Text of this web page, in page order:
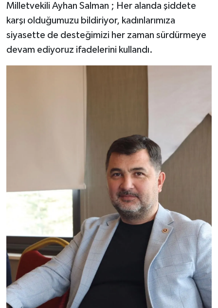
Milletvekili Ayhan Salman ; Her alanda şiddete
karşı olduğumuzu bildiriyor, kadınlarımıza
siyasette de desteğimizi her zaman sürdürmeye
devam ediyoruz ifadelerini kullandı.